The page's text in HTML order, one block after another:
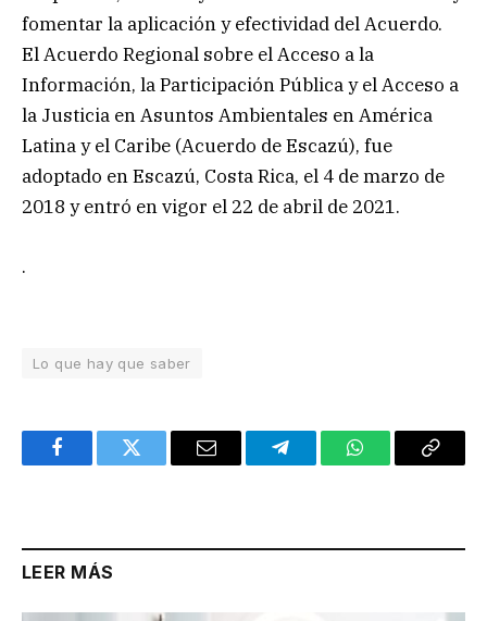
fomentar la aplicación y efectividad del Acuerdo.
El Acuerdo Regional sobre el Acceso a la
Información, la Participación Pública y el Acceso a
la Justicia en Asuntos Ambientales en América
Latina y el Caribe (Acuerdo de Escazú), fue
adoptado en Escazú, Costa Rica, el 4 de marzo de
2018 y entró en vigor el 22 de abril de 2021.
.
Lo que hay que saber
FacebookTwitter Email TelegramWhatsAppCopy
LEER MÁS